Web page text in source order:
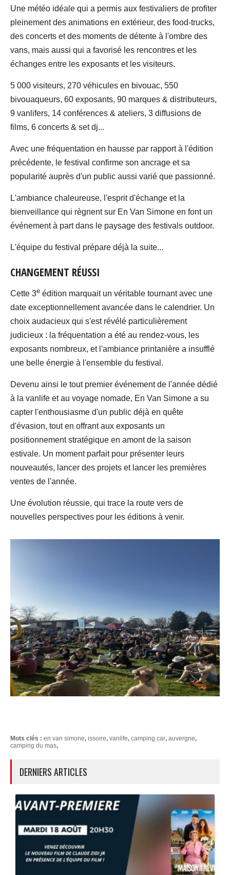
Une météo idéale qui a permis aux festivaliers de profiter
pleinement des animations en extérieur, des food-trucks,
des concerts et des moments de détente à l'ombre des
vans, mais aussi qui a favorisé les rencontres et les
échanges entre les exposants et les visiteurs.
5 000 visiteurs, 270 véhicules en bivouac, 550
bivouaqueurs, 60 exposants, 90 marques & distributeurs,
9 vanlifers, 14 conférences & ateliers, 3 diffusions de
films, 6 concerts & set dj...
Avec une fréquentation en hausse par rapport à l'édition
précédente, le festival confirme son ancrage et sa
popularité auprès d'un public aussi varié que passionné.
L'ambiance chaleureuse, l'esprit d'échange et la
bienveillance qui règnent sur En Van Simone en font un
événement à part dans le paysage des festivals outdoor.
L'équipe du festival prépare déjà la suite...
CHANGEMENT RÉUSSI
Cette 3e édition marquait un véritable tournant avec une
date exceptionnellement avancée dans le calendrier. Un
choix audacieux qui s'est révélé particulièrement
judicieux : la fréquentation a été au rendez-vous, les
exposants nombreux, et l'ambiance printanière a insufflé
une belle énergie à l'ensemble du festival.
Devenu ainsi le tout premier événement de l'année dédié
à la vanlife et au voyage nomade, En Van Simone a su
capter l'enthousiasme d'un public déjà en quête
d'évasion, tout en offrant aux exposants un
positionnement stratégique en amont de la saison
estivale. Un moment parfait pour présenter leurs
nouveautés, lancer des projets et lancer les premières
ventes de l'année.
Une évolution réussie, qui trace la route vers de
nouvelles perspectives pour les éditions à venir.
Mots clés : en van simone, issoire, vanlife, camping car, auvergne,
camping du mas,
DERNIERS ARTICLES